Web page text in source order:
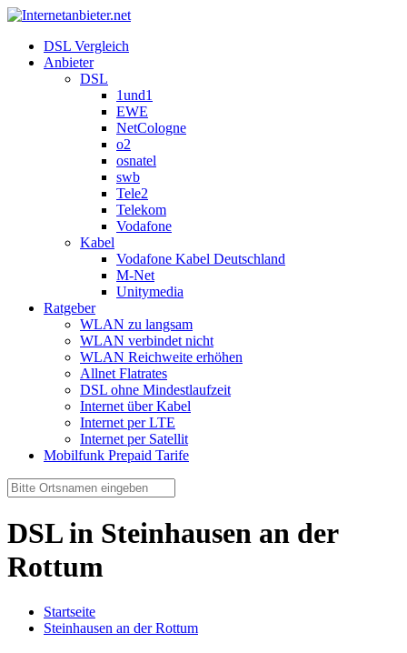
DSL Vergleich
Anbieter
DSL
1und1
EWE
NetCologne
o2
osnatel
swb
Tele2
Telekom
Vodafone
Kabel
Vodafone Kabel Deutschland
M-Net
Unitymedia
Ratgeber
WLAN zu langsam
WLAN verbindet nicht
WLAN Reichweite erhöhen
Allnet Flatrates
DSL ohne Mindestlaufzeit
Internet über Kabel
Internet per LTE
Internet per Satellit
Mobilfunk Prepaid Tarife
DSL in Steinhausen an der
Rottum
Startseite
Steinhausen an der Rottum